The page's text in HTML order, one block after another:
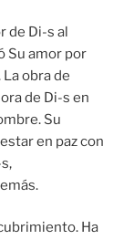
de Di-s al
Su amor por
obra de
de Di-s en
Su
en paz con
Ha